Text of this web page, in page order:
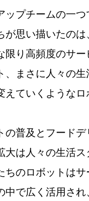
プチームの一つ
が思い描いたのは
限り高頻度のサ
、まさに人々の
えていくような
の普及とフード
大は人々の生活
ちのロボットは
中で広く活用さ